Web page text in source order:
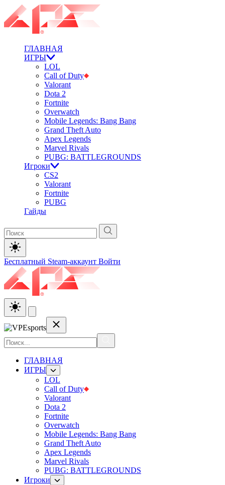
ГЛАВНАЯ
ИГРЫ
LOL
Call of Duty
Valorant
Dota 2
Fortnite
Overwatch
Mobile Legends: Bang Bang
Grand Theft Auto
Apex Legends
Marvel Rivals
PUBG: BATTLEGROUNDS
Игроки
CS2
Valorant
Fortnite
PUBG
Гайды
Бесплатный Steam-аккаунт Войти
ГЛАВНАЯ
ИГРЫ
LOL
Call of Duty
Valorant
Dota 2
Fortnite
Overwatch
Mobile Legends: Bang Bang
Grand Theft Auto
Apex Legends
Marvel Rivals
PUBG: BATTLEGROUNDS
Игроки